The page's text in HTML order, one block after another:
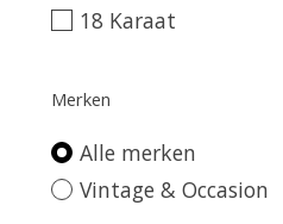
18 Karaat
Merken
Alle merken
Vintage & Occasion